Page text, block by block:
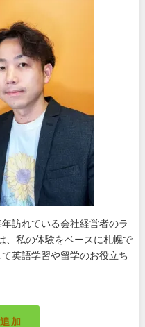
訪れている会社経営者のラ
、私の体験をベースに札幌で
英語学習や留学のお役立ち
加